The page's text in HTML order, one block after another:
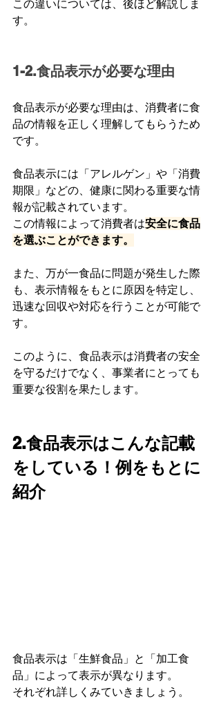
この違いについては、後ほど解説しま
す。
1-2.食品表示が必要な理由
食品表示が必要な理由は、消費者に食
品の情報を正しく理解してもらうため
です。
食品表示には「アレルゲン」や「消費
期限」などの、健康に関わる重要な情
報が記載されています。
この情報によって消費者は安全に食品
を選ぶことができます。
また、万が一食品に問題が発生した際
も、表示情報をもとに原因を特定し、
迅速な回収や対応を行うことが可能で
す。
このように、食品表示は消費者の安全
を守るだけでなく、事業者にとっても
重要な役割を果たします。
2.食品表示はこんな記載
をしている！例をもとに
紹介
食品表示は「生鮮食品」と「加工食
品」によって表示が異なります。
それぞれ詳しくみていきましょう。